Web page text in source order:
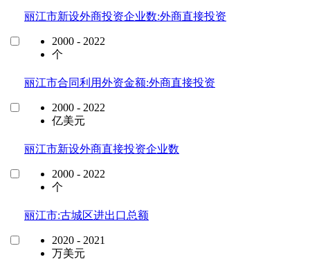
丽江市新设外商投资企业数:外商直接投资
2000 - 2022
个
丽江市合同利用外资金额:外商直接投资
2000 - 2022
亿美元
丽江市新设外商直接投资企业数
2000 - 2022
个
丽江市:古城区进出口总额
2020 - 2021
万美元